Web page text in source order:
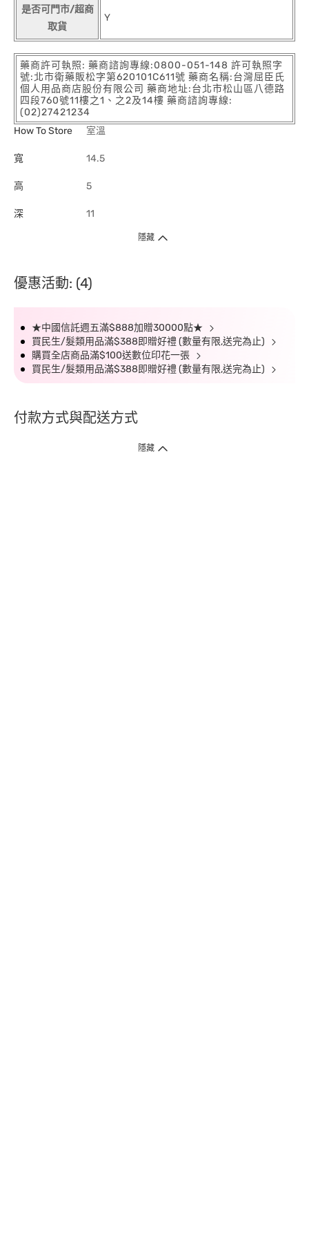
是否可門市/超商
取貨
Y
藥商許可執照: 藥商諮詢專線:0800-051-148 許可執照字
號:北市衛藥販松字第620101C611號 藥商名稱:台灣屈臣氏
個人用品商店股份有限公司 藥商地址:台北市松山區八德路
四段760號11樓之1、之2及14樓 藥商諮詢專線:
(02)27421234
How To Store
室溫
寬 14.5
高 5
深 11
隱藏
優惠活動: (4)
★中國信託週五滿$888加贈30000點★
買民生/髮類用品滿$388即贈好禮 (數量有限,送完為止)
購買全店商品滿$100送數位印花一張
買民生/髮類用品滿$388即贈好禮 (數量有限,送完為止)
付款方式與配送方式
隱藏